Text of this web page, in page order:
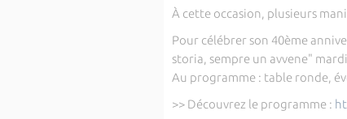
À cette occasion, plusieurs
Pour célébrer son 40ème
storia, sempre un avvene"
Au programme : table ronde,
>> Découvrez le programme :